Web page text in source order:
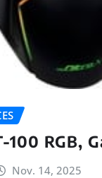
100 RGB,
Nov. 14, 2025